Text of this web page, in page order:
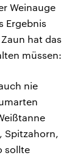
Weinauge
Ergebnis
hat das
müssen:
nie
Spitzahorn,
sollte